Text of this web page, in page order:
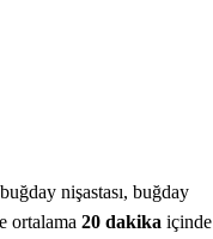
nişastası, buğday
ortalama 20 dakika içinde